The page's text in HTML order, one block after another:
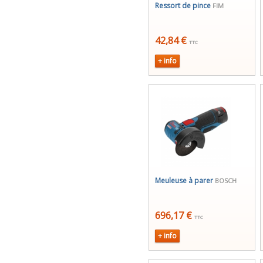
Ressort de pince FIM
42,84 € TTC
+ info
Meuleuse à parer BOSCH
696,17 € TTC
+ info